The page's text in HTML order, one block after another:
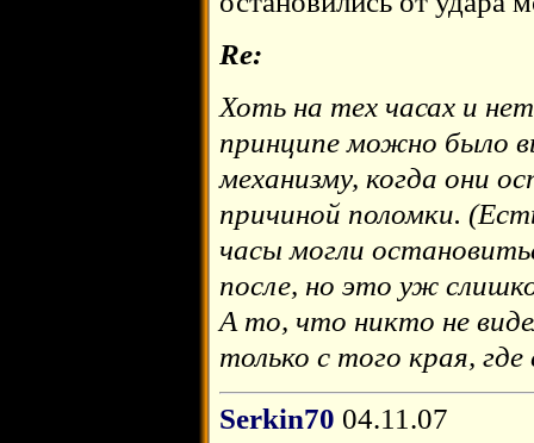
Re:
Хоть на тех часах и
принципе можно было
механизму, когда они
причиной поломки.
часы могли
после, но это уж
А то, что никто не
только с того края,
Serkin70 04.11.07